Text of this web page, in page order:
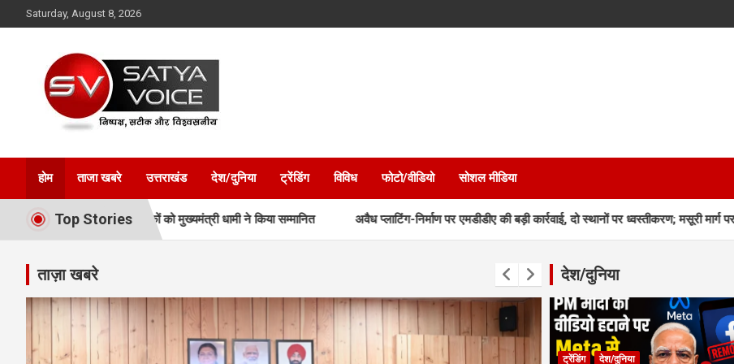
to
Saturday, August 8, 2026
Satya Voice
होम ताजा खबरे उत्तराखंड देश/दुनिया ट्रेंडिंग विविध फोटो/वीडियो सोशल मीडिया
Top Stories
प्रशिक्षकों को मुख्यमंत्री धामी ने किया सम्मानित अवैध प्लाटिंग-निर्माण पर एमडीडीए की बड़ी कार्रवाई, दो स्थानों पर ध्वस्तीकरण; मसूरी मार्ग पर निर्माण सील
ताज़ा खबरे देश/दुनिया
ट्रेंडिंग देश/दुनिया